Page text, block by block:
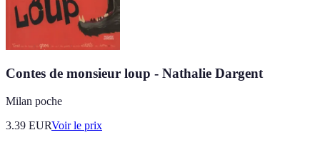
Contes de monsieur loup - Nathalie Dargent
Milan poche
3.39 EURVoir le prix